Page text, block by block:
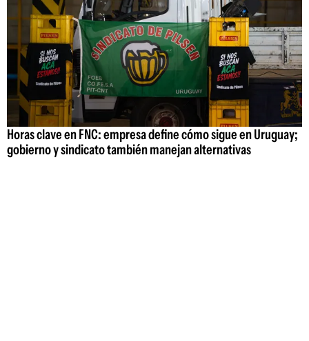
Horas clave en FNC: empresa define cómo sigue en Uruguay;
gobierno y sindicato también manejan alternativas